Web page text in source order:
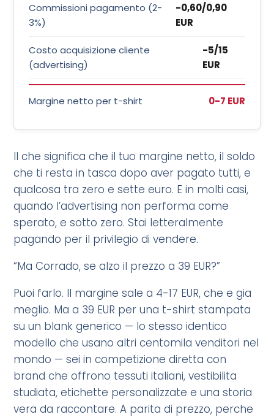
Commissioni pagamento (2-
3%)
-0,60/0,90
EUR
Costo acquisizione cliente
(advertising)
-5/15
EUR
Margine netto per t-shirt 0-7 EUR
Il che significa che il tuo margine netto, il soldo
che ti resta in tasca dopo aver pagato tutti, e
qualcosa tra zero e sette euro. E in molti casi,
quando l’advertising non performa come
sperato, e sotto zero. Stai letteralmente
pagando per il privilegio di vendere.
“Ma Corrado, se alzo il prezzo a 39 EUR?”
Puoi farlo. Il margine sale a 4-17 EUR, che e gia
meglio. Ma a 39 EUR per una t-shirt stampata
su un blank generico — lo stesso identico
modello che usano altri centomila venditori nel
mondo — sei in competizione diretta con
brand che offrono tessuti italiani, vestibilita
studiata, etichette personalizzate e una storia
vera da raccontare. A parita di prezzo, perche